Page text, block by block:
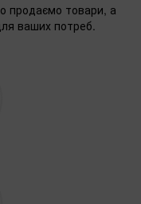
продаємо товари, а
ваших потреб.